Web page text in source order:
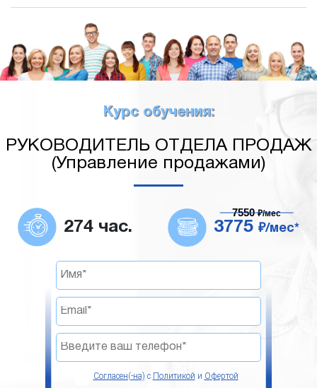
Курс обучения:
РУКОВОДИТЕЛЬ ОТДЕЛА ПРОДАЖ
(Управление продажами)
274 час. 3775 ₽/мес*
7550₽/мес
Согласен(-на) с Политикой и Офертой